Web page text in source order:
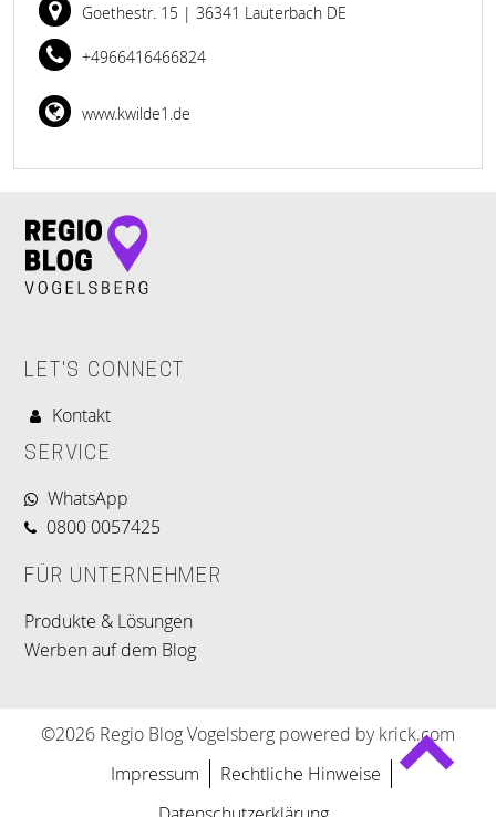
Goethestr. 15 | 36341 Lauterbach DE
+4966416466824
www.kwilde1.de
LET'S CONNECT
Kontakt
SERVICE
WhatsApp
0800 0057425
FÜR UNTERNEHMER
Produkte & Lösungen
Werben auf dem Blog
©2026 Regio Blog Vogelsberg powered by krick.com
Impressum
Rechtliche Hinweise